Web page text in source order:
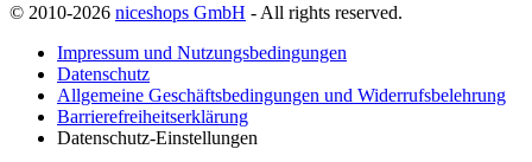
© 2010-2026 niceshops GmbH - All rights reserved.
Impressum und Nutzungsbedingungen
Datenschutz
Allgemeine Geschäftsbedingungen und Widerrufsbelehrung
Barrierefreiheitserklärung
Datenschutz-Einstellungen